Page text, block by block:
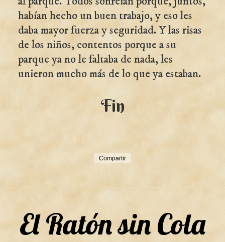
habían hecho un buen trabajo, y eso les
daba mayor fuerza y seguridad. Y las risas
de los niños, contentos porque a su
parque ya no le faltaba de nada, les
unieron mucho más de lo que ya estaban.
Fin
Compartir
El Ratón sin Cola